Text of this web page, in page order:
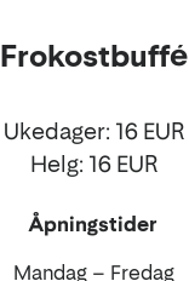
Frokostbuffé
Ukedager: 16 EUR
Helg: 16 EUR
Åpningstider
Mandag – Fredag